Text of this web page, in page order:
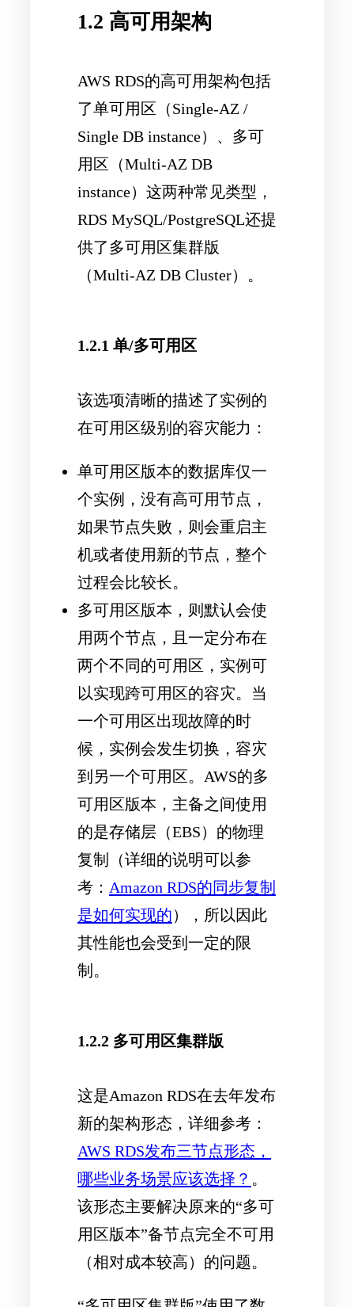
1.2 高可用架构
AWS RDS的高可用架构包括
了单可用区（Single-AZ /
Single DB instance）、多可
用区（Multi-AZ DB
instance）这两种常见类型，
RDS MySQL/PostgreSQL还提
供了多可用区集群版
（Multi-AZ DB Cluster）。
1.2.1 单/多可用区
该选项清晰的描述了实例的
在可用区级别的容灾能力：
单可用区版本的数据库仅一
个实例，没有高可用节点，
如果节点失败，则会重启主
机或者使用新的节点，整个
过程会比较长。
多可用区版本，则默认会使
用两个节点，且一定分布在
两个不同的可用区，实例可
以实现跨可用区的容灾。当
一个可用区出现故障的时
候，实例会发生切换，容灾
到另一个可用区。AWS的多
可用区版本，主备之间使用
的是存储层（EBS）的物理
复制（详细的说明可以参
考： Amazon RDS的同步复制
是如何实现的），所以因此
其性能也会受到一定的限
制。
1.2.2 多可用区集群版
这是Amazon RDS在去年发布
新的架构形态，详细参考：
AWS RDS发布三节点形态，
哪些业务场景应该选择？ 。
该形态主要解决原来的“多可
用区版本”备节点完全不可用
（相对成本较高）的问题。